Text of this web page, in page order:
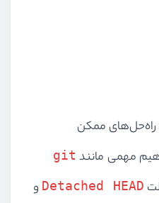
راه‌حل‌های ممکن
مهمی مانند git
Detached HEAD و